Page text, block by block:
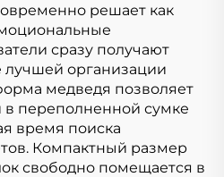
решает как
сразу получают
организации
медведя позволяет
в переполненной сумке
время поиска
Компактный размер
свободно помещается в